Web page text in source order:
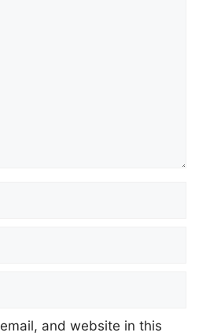
and website in this